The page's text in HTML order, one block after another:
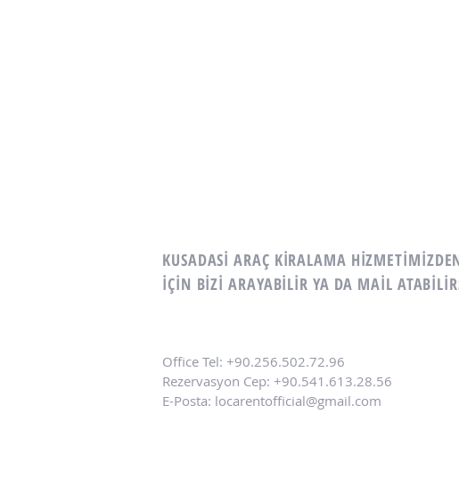
KUSADASİ ARAÇ KİRALAMA
İÇİN BİZİ ARAYABİLİR YA DA MAİL
Office Tel: +90.256.502.72.96
Rezervasyon Cep: +90.541.613.28.56
E-Posta: locarentofficial@gmail.com